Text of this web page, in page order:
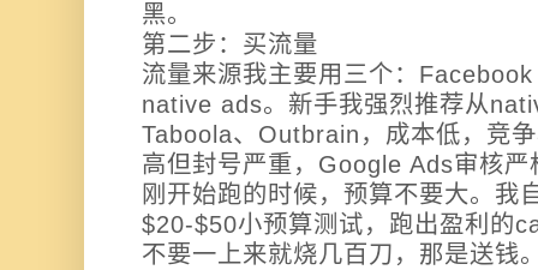
黑。
第二步：买流量
流量来源我主要用三个：
native ads。新手我强烈推荐从
Taboola、Outbrain，成本低，竞
高但封号严重，Google Ads审核严
刚开始跑的时候，预算不要大。我
$20-$50小预算测试，跑出盈利的
不要一上来就烧几百刀，那是送钱